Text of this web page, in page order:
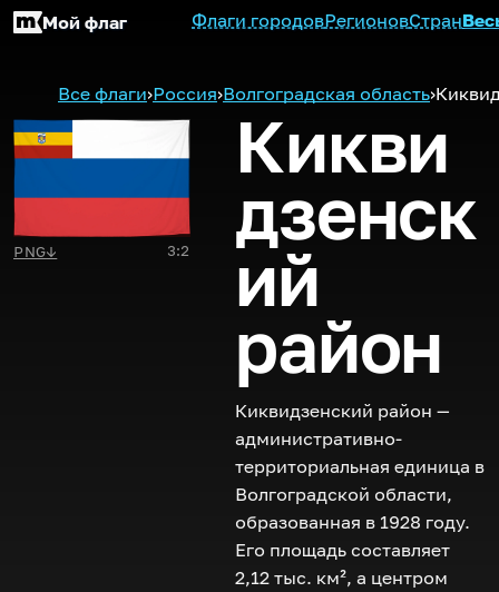
Мой флаг Флаги городовРегионовСтран
Все флаги›Россия›Волгоградская область›
PNG↓ 3:2
Кикви
дзенск
ий
район
Киквидзенский район —
административно-
территориальная единица в
Волгоградской области,
образованная в 1928 году.
Его площадь составляет
2,12 тыс. км², а центром